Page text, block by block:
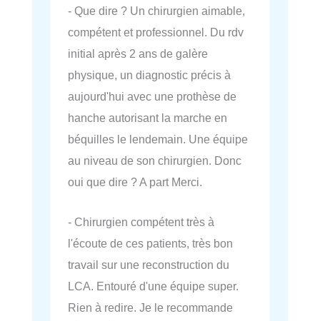
- Que dire ? Un chirurgien aimable,
compétent et professionnel. Du rdv
initial après 2 ans de galère
physique, un diagnostic précis à
aujourd'hui avec une prothèse de
hanche autorisant la marche en
béquilles le lendemain. Une équipe
au niveau de son chirurgien. Donc
oui que dire ? A part Merci.
- Chirurgien compétent très à
l'écoute de ces patients, très bon
travail sur une reconstruction du
LCA. Entouré d'une équipe super.
Rien à redire. Je le recommande